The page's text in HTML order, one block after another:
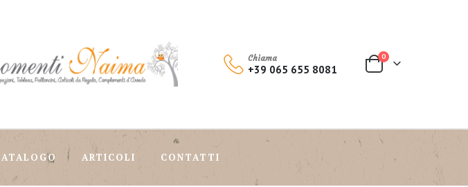
Chiama
+39 065 655 8081
0
ARTICOLI CONTATTI